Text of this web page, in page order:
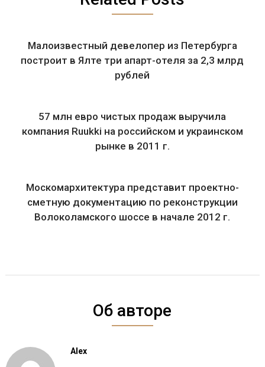
Малоизвестный девелопер из Петербурга
построит в Ялте три апарт-отеля за 2,3 млрд
рублей
57 млн евро чистых продаж выручила
компания Ruukki на российском и украинском
рынке в 2011 г.
Москомархитектура представит проектно-
сметную документацию по реконструкции
Волоколамского шоссе в начале 2012 г.
Об авторе
Alex